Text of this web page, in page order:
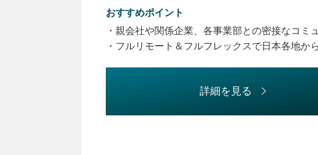
・知財マネジメント
・社内教育、社内リテラシー向上施策の企画実行
・各種プロジェクト参画等による事業部門支援
おすすめポイント
・親会社や関係企業、各事業部との密接なコミ
・フルリモート＆フルフレックスで日本各地か
詳細を見る